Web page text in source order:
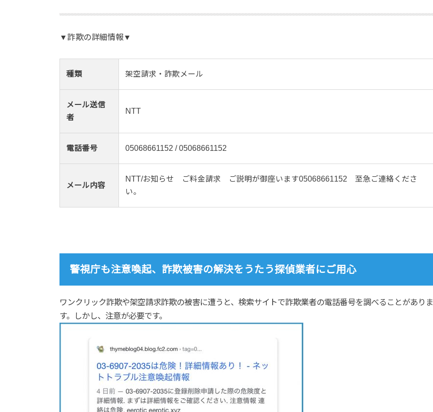
▼詐欺の詳細情報▼
種類 架空請求・詐欺メール
メール送信
者
NTT
電話番号 05068661152 / 05068661152
メール内容
NTT/お知らせ ご料金請求 ご説明が御座います05068661152 至急ご連絡くださ
い。
警視庁も注意喚起、詐欺被害の解決をうたう探偵業者にご用心
ワンクリック詐欺や架空請求詐欺の被害に遭うと、検索サイトで詐欺業者の電話番号を調べることがありま
す。しかし、注意が必要です。